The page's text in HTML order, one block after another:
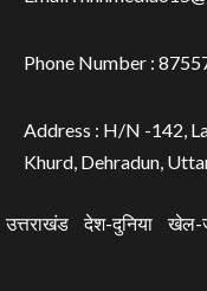
Phone Number :
Address : H/N -142,
Khurd, Dehradun,
उत्तराखंड देश-दुनिया खेल-